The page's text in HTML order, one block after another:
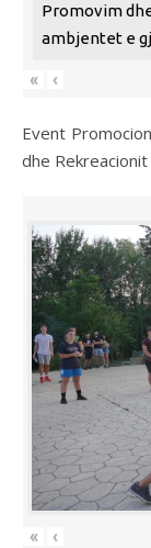
Promovim
ambjentet e
« ‹
Event
dhe Rekreacionit
« ‹